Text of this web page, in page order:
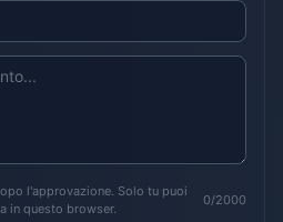
l'approvazione. Solo tu puoi
in questo browser.
0/2000